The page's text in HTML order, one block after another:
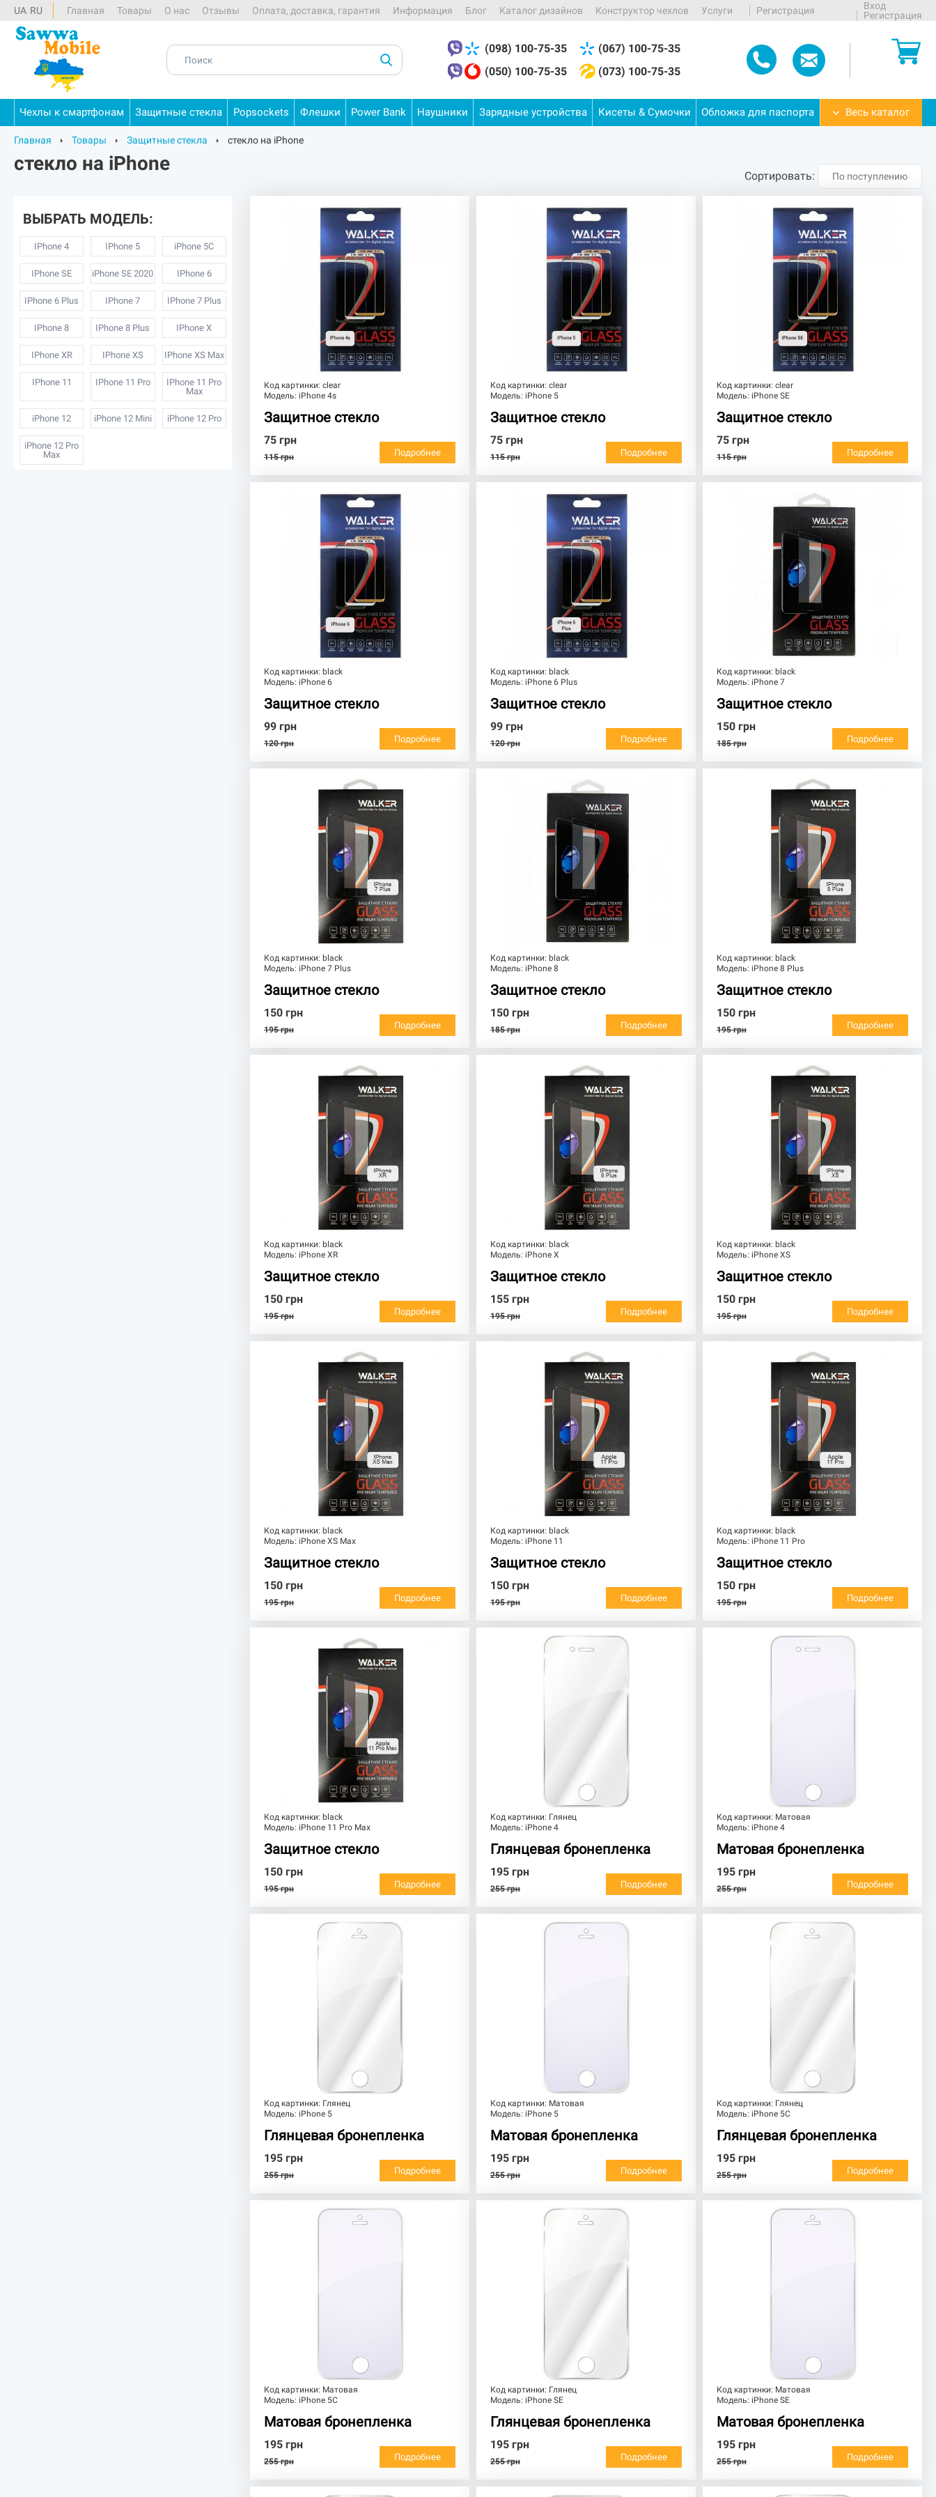
UA RU Главная Товары О нас Отзывы Оплата, доставка, гарантия Информация Блог Каталог дизайнов Конструктор чехлов Услуги Регистрация
Вход
Регистрация
(098) 100-75-35
(050) 100-75-35
(067) 100-75-35
(073) 100-75-35
Чехлы ксмартфонам Защитныестекла Popsockets Флешки Power Bank Наушники Зарядные устройства Кисеты & Сумочки Обложкадля паспорта Весь каталог
Главная Товары Защитные стекла стекло на iPhone
стекло на iPhone
Сортировать: По поступлению
Код картинки:clear
Модель: iPhone 4s
Защитное стекло
75 грн
115 грн Подробнее
Код картинки:clear
Модель: iPhone 5
Защитное стекло
75 грн
115 грн Подробнее
Код картинки:clear
Модель: iPhone SE
Защитное стекло
75 грн
115 грн Подробнее
Код картинки: black
Модель: iPhone 6
Защитное стекло
99 грн
120 грн Подробнее
Код картинки: black
Модель: iPhone 6 Plus
Защитное стекло
99 грн
120 грн Подробнее
Код картинки: black
Модель: iPhone 7
Защитное стекло
150 грн
185 грн Подробнее
Код картинки: black
Модель: iPhone 7 Plus
Защитное стекло
150 грн
195 грн Подробнее
Код картинки: black
Модель: iPhone 8
Защитное стекло
150 грн
185 грн Подробнее
Код картинки: black
Модель: iPhone 8 Plus
Защитное стекло
150 грн
195 грн Подробнее
Код картинки: black
Модель: iPhone XR
Защитное стекло
150 грн
195 грн Подробнее
Код картинки: black
Модель: iPhone X
Защитное стекло
155 грн
195 грн Подробнее
Код картинки: black
Модель: iPhone XS
Защитное стекло
150 грн
195 грн Подробнее
Код картинки: black
Модель: iPhone XS Max
Защитное стекло
150 грн
195 грн Подробнее
Код картинки: black
Модель: iPhone 11
Защитное стекло
150 грн
195 грн Подробнее
Код картинки: black
Модель: iPhone 11 Pro
Защитное стекло
150 грн
195 грн Подробнее
Код картинки: black
Модель: iPhone 11 Pro Max
Защитное стекло
150 грн
195 грн Подробнее
Код картинки: Глянец
Модель: iPhone 4
Глянцевая бронепленка
195 грн
255 грн Подробнее
Код картинки: Матовая
Модель: iPhone 4
Матовая бронепленка
195 грн
255 грн Подробнее
Код картинки: Глянец
Модель: iPhone 5
Глянцевая бронепленка
195 грн
255 грн Подробнее
Код картинки: Матовая
Модель: iPhone 5
Матовая бронепленка
195 грн
255 грн Подробнее
Код картинки: Глянец
Модель: iPhone 5C
Глянцевая бронепленка
195 грн
255 грн Подробнее
Код картинки: Матовая
Модель: iPhone 5C
Матовая бронепленка
195 грн
255 грн Подробнее
Код картинки: Глянец
Модель: iPhone SE
Глянцевая бронепленка
195 грн
255 грн Подробнее
Код картинки: Матовая
Модель: iPhone SE
Матовая бронепленка
195 грн
255 грн Подробнее
ВЫБРАТЬ МОДЕЛЬ:
IPhone 4 IPhone 5 iPhone 5C
IPhone SE iPhone SE 2020 IPhone 6
IPhone 6 Plus IPhone 7 IPhone 7 Plus
IPhone 8 IPhone 8 Plus IPhone X
IPhone XR IPhone XS IPhone XS Max
IPhone 11 IPhone 11 Pro
IPhone 11 Pro
Max
iPhone 12 iPhone 12 Mini iPhone 12 Pro
iPhone 12 Pro
Max